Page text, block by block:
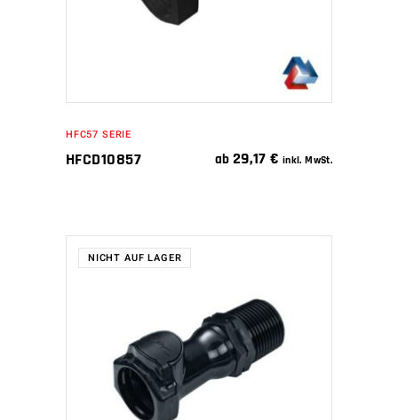
HFC57 SERIE
HFCD10857 ab 29,17€ inkl. MwSt.
NICHT AUF LAGER
WEITERLESEN